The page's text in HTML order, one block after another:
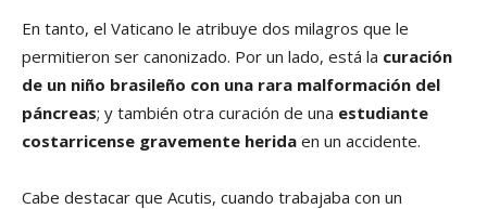
En tanto, el Vaticano le atribuye dos milagros que le
permitieron ser canonizado. Por un lado, está la curación
de un niño brasileño con una rara malformación del
páncreas; y también otra curación de una estudiante
costarricense gravemente herida en un accidente.
Cabe destacar que Acutis, cuando trabajaba con un